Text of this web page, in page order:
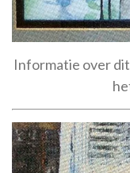
Informatie over